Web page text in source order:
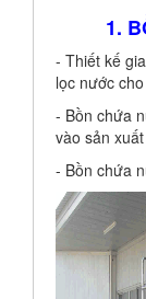
1.
- Thiết kế
lọc nước
- Bồn chứa
vào sản xuất
- Bồn chứa